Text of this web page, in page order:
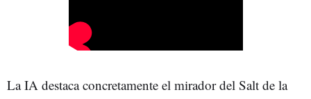
La IA destaca concretamente el mirador del Salt de la